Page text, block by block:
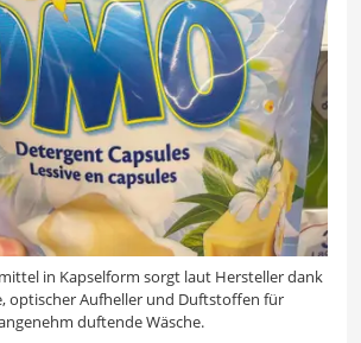
in Kapselform sorgt laut Hersteller dank
optischer Aufheller und Duftstoffen für
duftende Wäsche.